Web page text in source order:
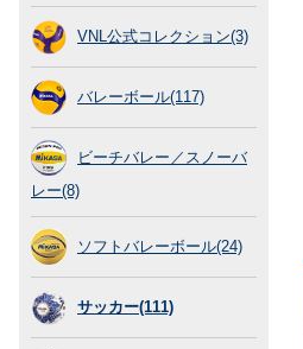
VNL公式コレクション(3)
バレーボール(117)
ビーチバレー／スノーバ
レー(8)
ソフトバレーボール(24)
サッカー(111)